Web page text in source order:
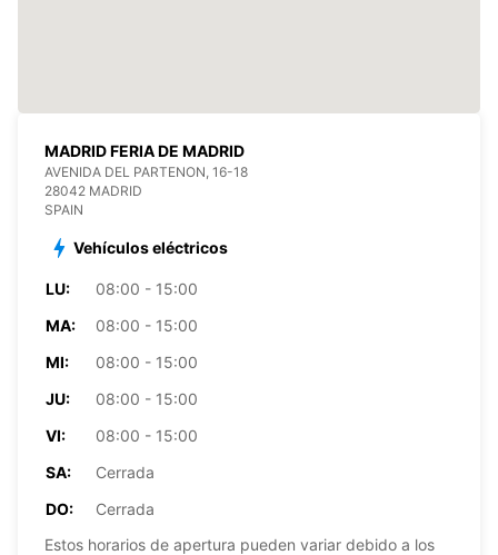
MADRID FERIA DE MADRID
AVENIDA DEL PARTENON, 16-18
28042 MADRID
SPAIN
Vehículos eléctricos
LU:
08:00 - 15:00
MA:
08:00 - 15:00
MI:
08:00 - 15:00
JU:
08:00 - 15:00
VI:
08:00 - 15:00
SA:
Cerrada
DO:
Cerrada
Estos horarios de apertura pueden variar debido a los